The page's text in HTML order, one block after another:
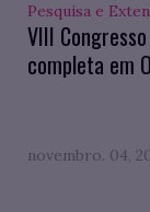
Pesquisa e
VIII
completa em
novembro. 04,